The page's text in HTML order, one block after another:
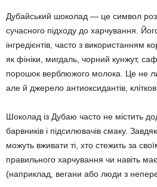
Дубайський шоколад — це символ
сучасного підходу до харчування.
інгредієнтів, часто з використанням
як фініки, мигдаль, чорний кунжут,
порошок верблюжого молока. Це не
але й джерело антиоксидантів,
Шоколад із Дубаю часто не містить
барвників і підсилювачів смаку.
можуть вживати ті, хто стежить за
правильного харчування чи навіть
(наприклад, вегани або люди з